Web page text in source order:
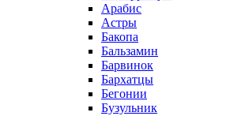
Арабис
Астры
Бакопа
Бальзамин
Барвинок
Бархатцы
Бегонии
Бузульник